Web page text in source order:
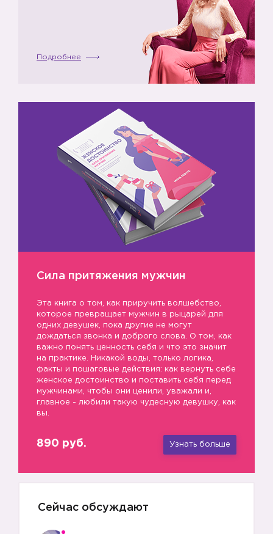
Подробнее
Сила притяжения мужчин
Эта книга о том, как приручить волшебство,
которое превращает мужчин в рыцарей для
одних девушек, пока другие не могут
дождаться звонка и доброго слова. О том, как
важно понять ценность себя и что это значит
на практике. Никакой воды, только логика,
факты и пошаговые действия: как вернуть себе
женское достоинство и поставить себя перед
мужчинами, чтобы они ценили, уважали и,
главное - любили такую чудесную девушку, как
вы.
890 руб. Узнать больше
Сейчас обсуждают